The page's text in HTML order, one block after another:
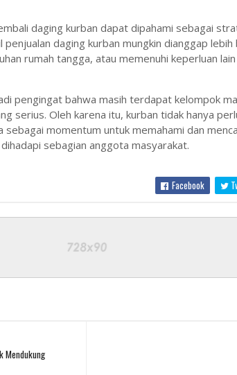
daging kurban dapat dipahami sebagai
penjualan daging kurban mungkin dianggap
rumah tangga, atau memenuhi keperluan
pengingat bahwa masih terdapat kelompok
serius. Oleh karena itu, kurban tidak hanya
momentum untuk memahami dan
sebagian anggota masyarakat.
Facebook
Mendukung